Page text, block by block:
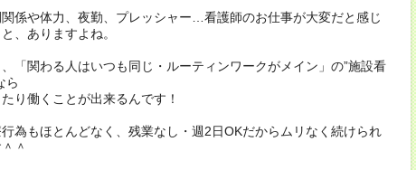
関係や体力、夜勤、プレッシャー…看護師のお仕事が大変だと感じ
、ありますよね。
「関わる人はいつも同じ・ルーティンワークがメイン」の”施設看
ら
り働くことが出来るんです！
為もほとんどなく、残業なし・週2日OKだからムリなく続けられ
＾